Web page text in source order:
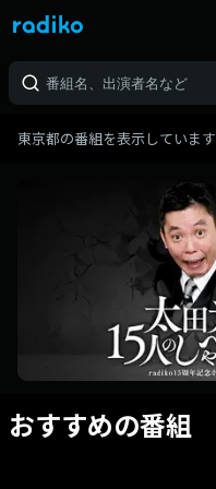
東京都の番組を表示しています
おすすめの番組